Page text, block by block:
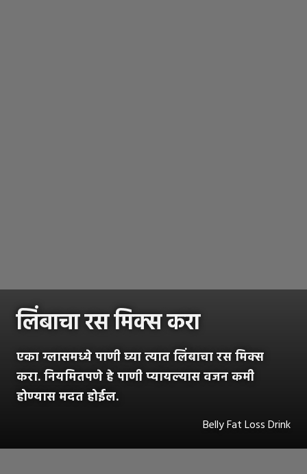
लिंबाचा रस मिक्स करा
एका ग्लासमध्ये पाणी घ्या त्यात लिंबाचा रस मिक्स
करा. नियमितपणे हे पाणी प्यायल्यास वजन कमी
होण्यास मदत होईल.
Belly Fat Loss Drink